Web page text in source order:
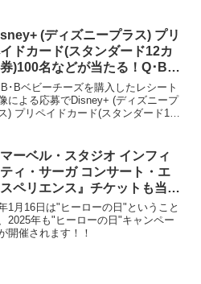
ペーンが開催中です！！
(ディズニープラス) プリ
ドカード(スタンダード12カ
)100名などが当たる！Q･B･
ビーチーズのプレゼントキャ
ーンが2024/5/1(水)～
30(土)まで開催！！
･Bベビーチーズを購入したレシート
による応募でDisney+ (ディズニープ
) プリペイドカード(スタンダード12
マーベル・スタジオ インフィ
ィ・サーガ コンサート・エ
ペリエンス』チケットも当た
”ヒーローの日”キャンペーン
1/16(木)よりスタート！！
1月16日は"ヒーローの日"ということ
2025年も"ヒーローの日"キャンペー
開催されます！！